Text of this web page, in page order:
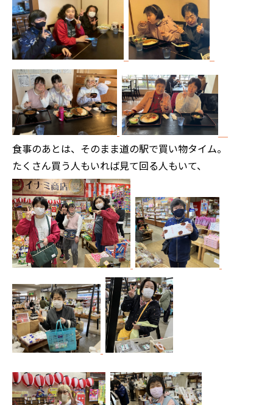
食事のあとは、そのまま道の駅で買い物タイム。
たくさん買う人もいれば見て回る人もいて、